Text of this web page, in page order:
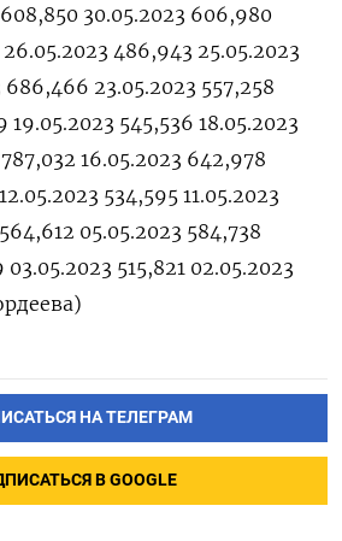
30.05.2023 606,980
486,943 25.05.2023
23.05.2023 557,258
545,536 18.05.2023
16.05.2023 642,978
534,595 11.05.2023
05.05.2023 584,738
515,821 02.05.2023
НА ТЕЛЕГРАМ
В GOOGLE